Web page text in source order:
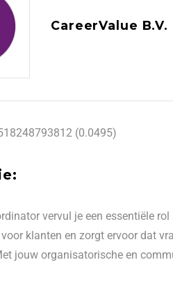
CareerValue B.V.
(0.0495)
vervul je een essentiële
klanten en zorgt ervoor dat
jouw organisatorische en